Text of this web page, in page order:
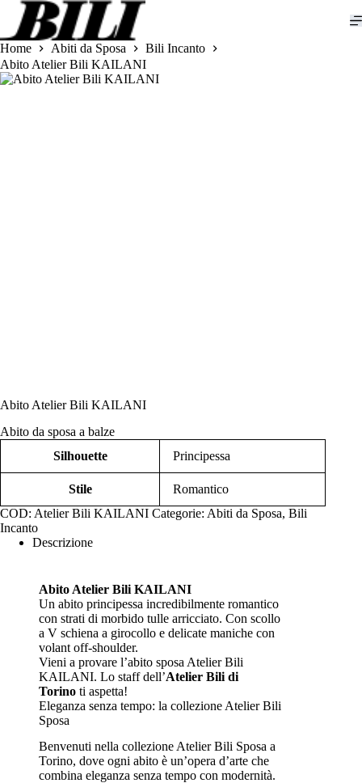
Salta
contenuto
Home
Abiti da Sposa
Bili Incanto
Abito Atelier Bili KAILANI
Abito Atelier Bili KAILANI
Abito da sposa a balze
Silhouette
Principessa
Stile
Romantico
COD: Atelier Bili KAILANI Categorie: Abiti da Sposa, Bili
Incanto
Descrizione
Abito AtelierBili KAILANI
Un abito principessa incredibilmente romantico
con strati di morbido tulle arricciato. Con scollo
a V schiena a girocollo e delicate maniche con
volant off-shoulder.
Vieni a provare l’abito sposa Atelier Bili
KAILANI. Lo staff dell’Atelier Bili di
Torino ti aspetta!
Eleganza senza tempo: la collezione Atelier Bili
Sposa
Benvenuti nella collezione Atelier Bili Sposa a
Torino, dove ogni abito è un’opera d’arte che
combina eleganza senza tempo con modernità.